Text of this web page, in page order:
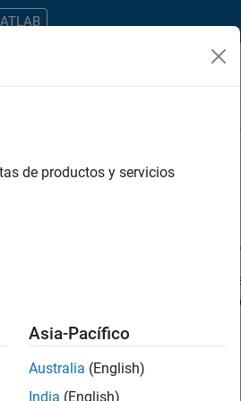
Engineering Product Marketing
con sus criterios de
ninguna vacante que se
sobre nuevas
todos los empleos en su zona.
de productos y servicios
Asia-Pacífico
Australia (English)
India (English)